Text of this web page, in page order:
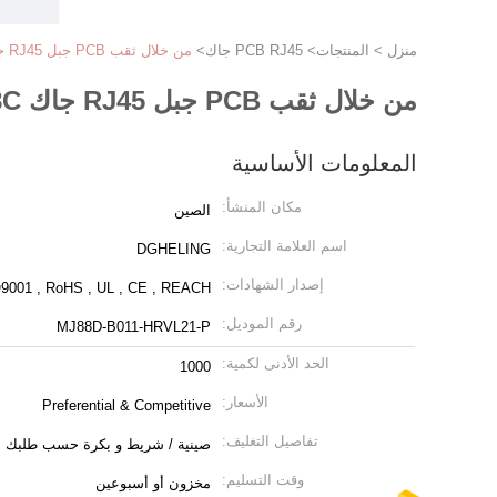
منزل > المنتجات> PCB RJ45 جاك > من خلال ثقب PCB جبل RJ45 جاك 8P8C مدخل واحد جانب الميناء المدمج في الصمام
من خلال ثقب PCB جبل RJ45 جاك 8P8C مدخل واحد جانب الميناء المدمج في الصمام
المعلومات الأساسية
مكان المنشأ: الصين
اسم العلامة التجارية: DGHELING
إصدار الشهادات: , RoHS , UL , CE , REACH
رقم الموديل: MJ88D-B011-HRVL21-P
الحد الأدنى لكمية: 1000
الأسعار: Preferential & Competitive
تفاصيل التغليف: صينية / شريط و بكرة حسب طلبك
وقت التسليم: مخزون أو أسبوعين